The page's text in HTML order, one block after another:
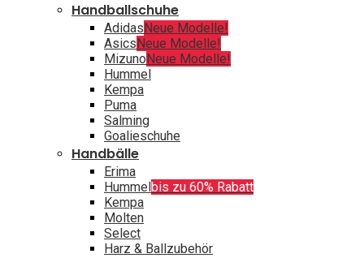
Handballschuhe
AdidasNeue Modelle!
AsicsNeue Modelle!
MizunoNeue Modelle!
Hummel
Kempa
Puma
Salming
Goalieschuhe
Handbälle
Erima
Hummelbis zu 60% Rabatt
Kempa
Molten
Select
Harz & Ballzubehör